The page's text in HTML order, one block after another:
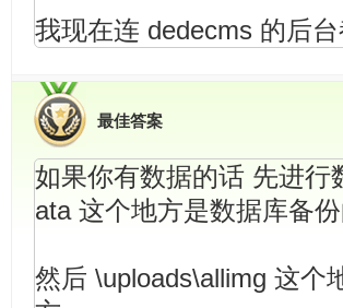
我现在连 dedecms 的后
最佳答案
如果你有数据的话 先进行
ata 这个地方是数据库备
然后 \uploads\allimg 这个